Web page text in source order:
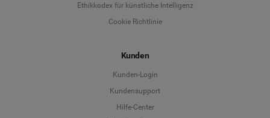
Ethikkodex für künstliche Intelligenz
Cookie Richtlinie
Kunden
Kunden-Login
Kundensupport
Hilfe-Center
English